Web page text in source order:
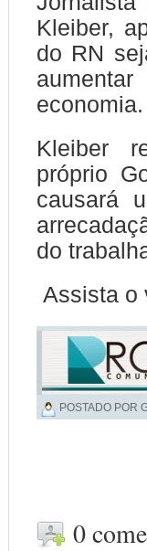
Kleiber,
do RN
economia.
Kleiber
próprio
causará
do
Assista o
POSTADO POR
0